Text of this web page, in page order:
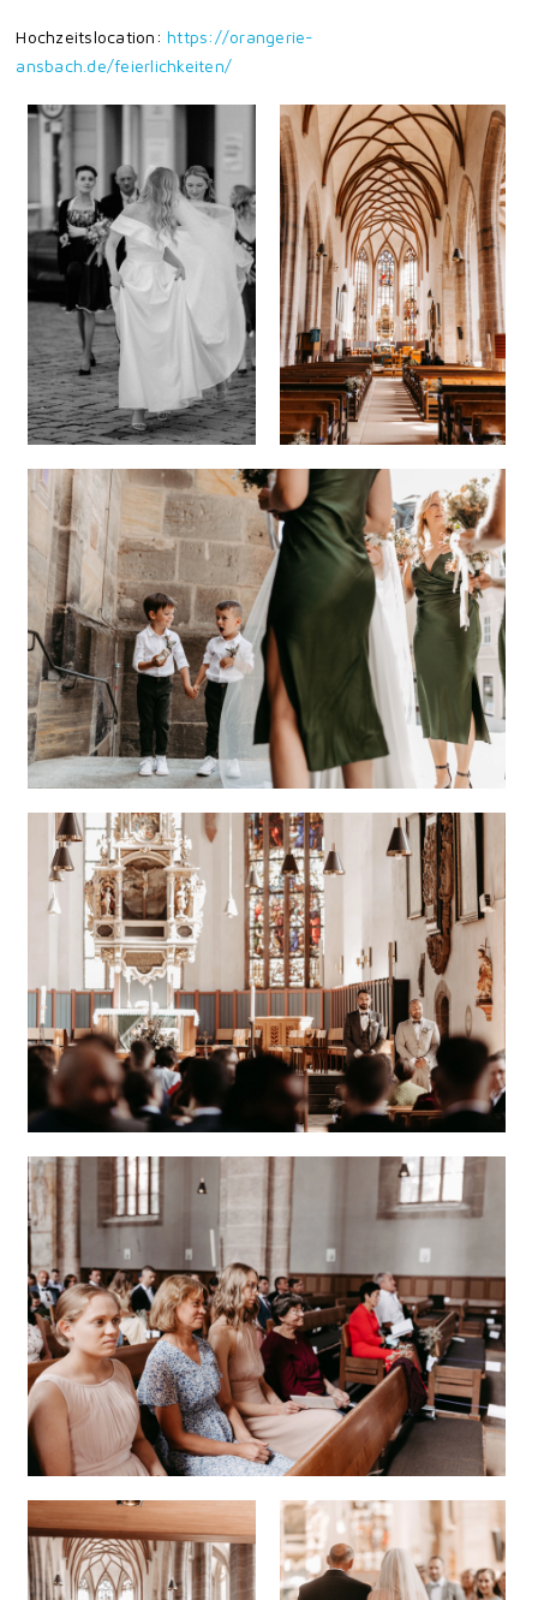
Hochzeitslocation: https://orangerie-
ansbach.de/feierlichkeiten/